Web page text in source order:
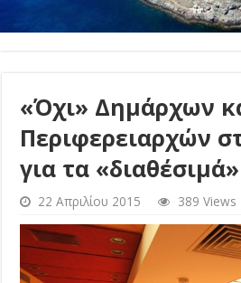
«Όχι» Δημάρχων
Περιφερειαρχών
για τα
22 Απριλίου 2015 389 Views